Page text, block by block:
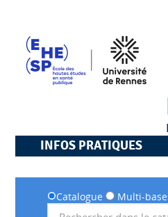
INFOS PRATIQUES
Catalogue Multi-